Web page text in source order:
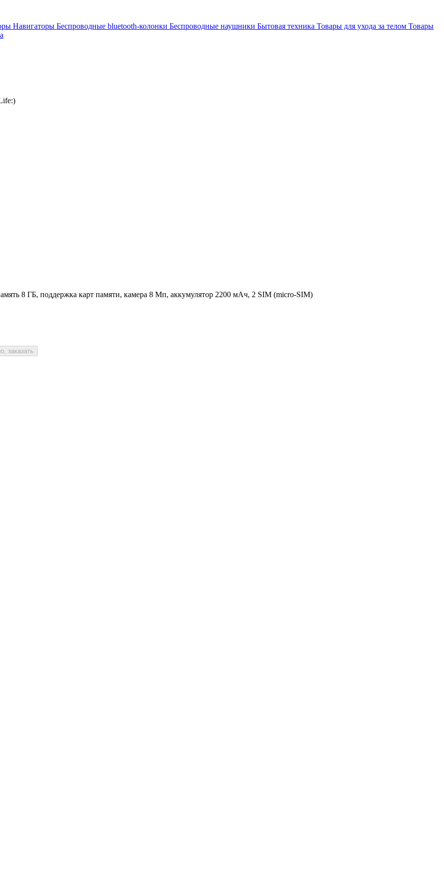
Навигаторы Беспроводные bluetooth-колонки Беспроводные наушники Бытовая техника Товары для ухода за телом Товары
8 ГБ, поддержка карт памяти, камера 8 Мп, аккумулятор 2200 мАч, 2 SIM (micro-SIM)
заказать